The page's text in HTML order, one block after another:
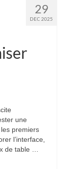
29
DEC 2025
une
premiers
l’interface,
de table …